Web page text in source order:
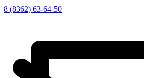
8 (8362) 63-64-50